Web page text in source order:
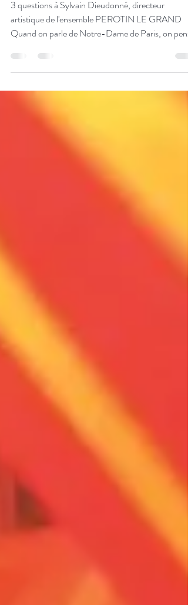
de Paris : histoire d'un CD
3 questions à Sylvain Dieudonné, directeur
artistique de l'ensemble PEROTIN LE GRAND